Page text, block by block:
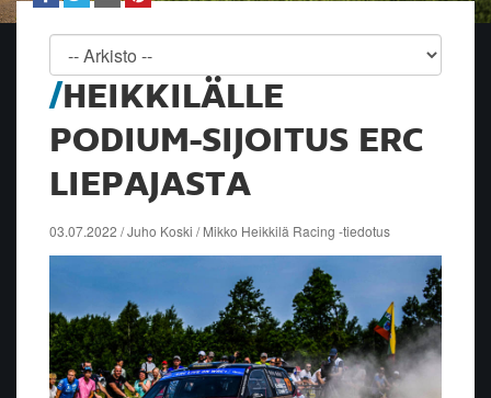
HEIKKILÄLLE
PODIUM-SIJOITUS ERC
LIEPAJASTA
03.07.2022 / Juho Koski / Mikko Heikkilä Racing -tiedotus